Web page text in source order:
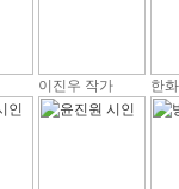
이진우 작가 한